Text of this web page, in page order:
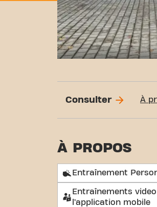
Consulter À
À PROPOS
Entraînement
Entraînements
l’application mobile